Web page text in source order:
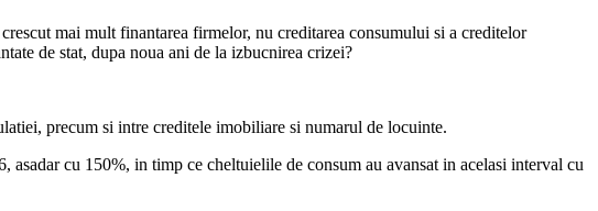
mai mult finantarea firmelor, nu creditarea consumului si a creditelor
de stat, dupa noua ani de la izbucnirea crizei?
precum si intre creditele imobiliare si numarul de locuinte.
cu 150%, in timp ce cheltuielile de consum au avansat in acelasi interval cu